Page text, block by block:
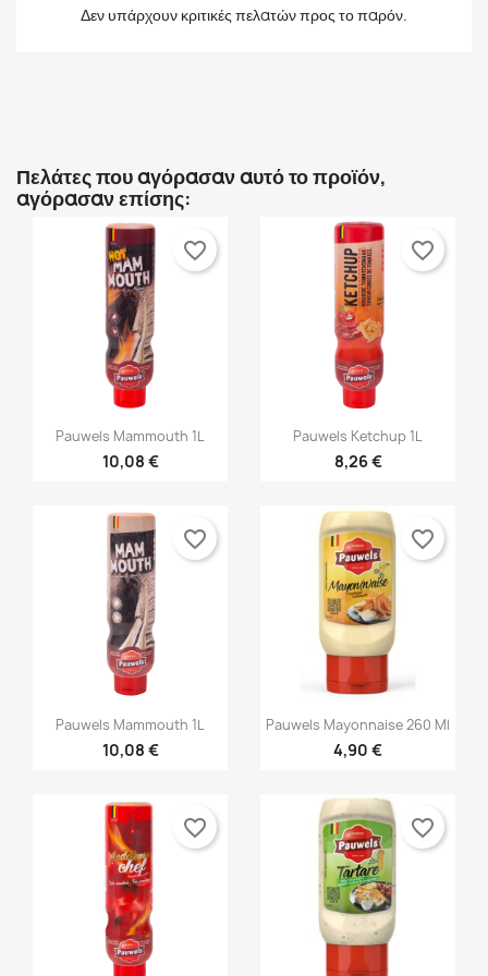
Δεν υπάρχουν κριτικές πελατών προς το παρόν.
Πελάτες που αγόρασαν αυτό το προϊόν,
αγόρασαν επίσης:
Γρήγορη προβολή
Pauwels Mammouth 1L
10,08 €
favorite_border
Γρήγορη προβολή
Pauwels Ketchup 1L
8,26 €
favorite_border
Γρήγορη προβολή
Pauwels Mammouth 1L
10,08 €
favorite_border
Γρήγορη προβολή
Pauwels Mayonnaise 260 Ml
4,90 €
favorite_border
favorite_border favorite_border